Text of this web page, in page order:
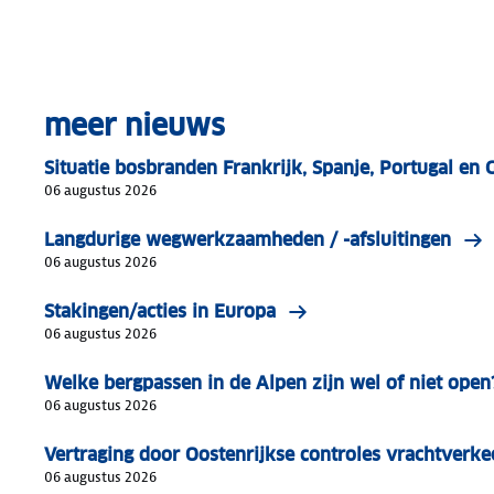
meer nieuws
Situatie bosbranden Frankrijk, Spanje, Portugal en
06 augustus 2026
Langdurige wegwerkzaamheden / -afsluitingen
06 augustus 2026
Stakingen/acties in Europa
06 augustus 2026
Welke bergpassen in de Alpen zijn wel of niet
06 augustus 2026
Vertraging door Oostenrijkse controles
06 augustus 2026